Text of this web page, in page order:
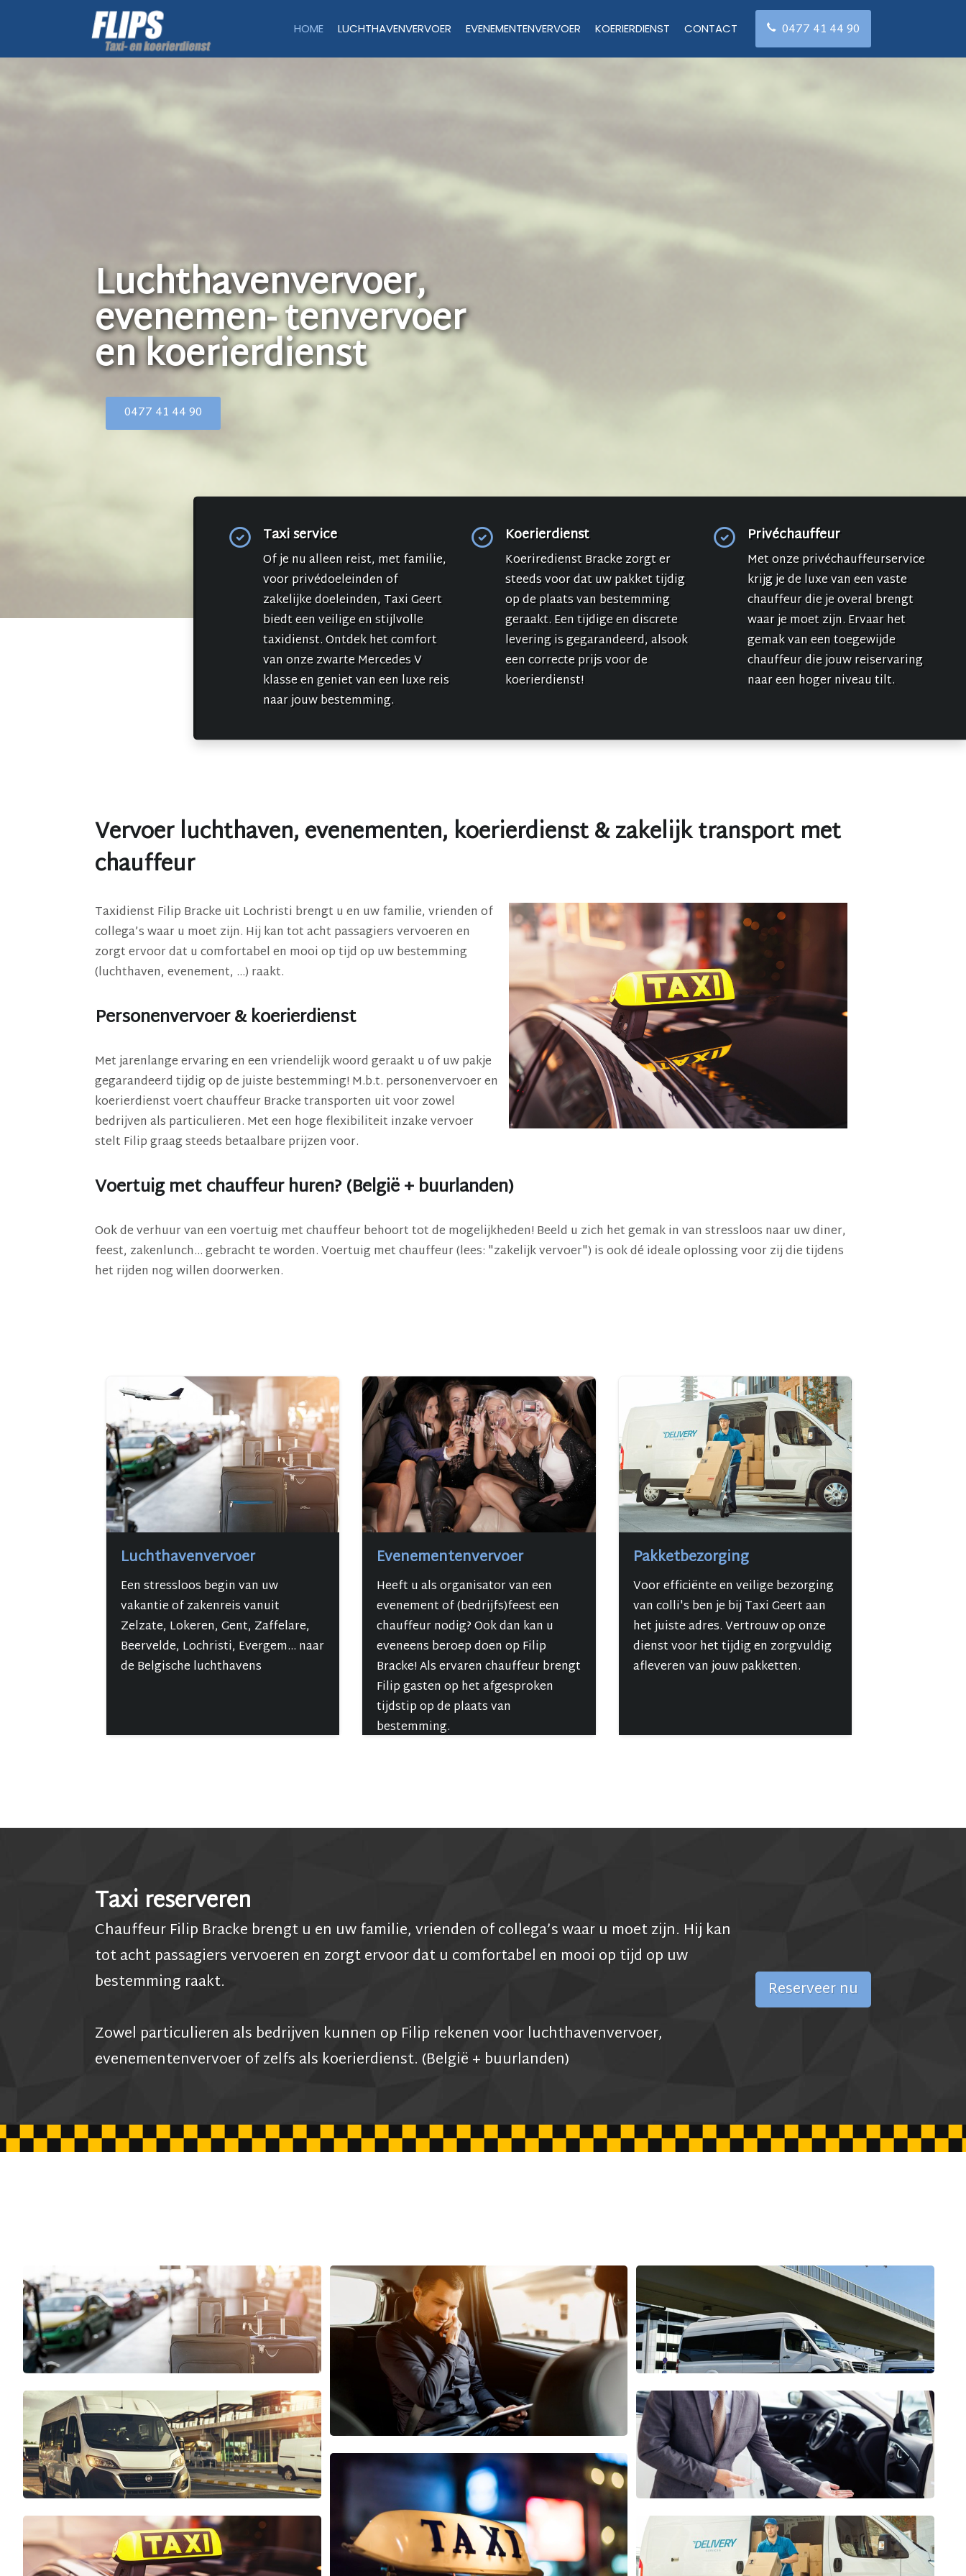
0477 41 44 90
HOME LUCHTHAVENVERVOER EVENEMENTENVERVOER KOERIERDIENST CONTACT
Luchthavenvervoer,
evenemen- tenvervoer
en koerierdienst
0477 41 44 90
Taxi service
Of je nu alleen reist, met familie,
voor privédoeleinden of
zakelijke doeleinden, Taxi Geert
biedt een veilige en stijlvolle
taxidienst. Ontdek het comfort
van onze zwarte Mercedes V
klasse en geniet van een luxe reis
naar jouw bestemming.
Koerierdienst
Koeriredienst Bracke zorgt er
steeds voor dat uw pakket tijdig
op de plaats van bestemming
geraakt. Een tijdige en discrete
levering is gegarandeerd, alsook
een correcte prijs voor de
koerierdienst!
Privéchauffeur
Met onze privéchauffeurservice
krijg je de luxe van een vaste
chauffeur die je overal brengt
waar je moet zijn. Ervaar het
gemak van een toegewijde
chauffeur die jouw reiservaring
naar een hoger niveau tilt.
Vervoer luchthaven, evenementen, koerierdienst & zakelijk transport met
chauffeur
Taxidienst Filip Bracke uit Lochristi brengt u en uw familie, vrienden of
collega’s waar u moet zijn. Hij kan tot acht passagiers vervoeren en
zorgt ervoor dat u comfortabel en mooi op tijd op uw bestemming
(luchthaven, evenement, ...) raakt.
Personenvervoer & koerierdienst
Met jarenlange ervaring en een vriendelijk woord geraakt u of uw pakje
gegarandeerd tijdig op de juiste bestemming! M.b.t. personenvervoer en
koerierdienst voert chauffeur Bracke transporten uit voor zowel
bedrijven als particulieren. Met een hoge flexibiliteit inzake vervoer
stelt Filip graag steeds betaalbare prijzen voor.
Voertuig met chauffeur huren? (België + buurlanden)
Ook de verhuur van een voertuig met chauffeur behoort tot de mogelijkheden! Beeld u zich het gemak in van stressloos naar uw diner,
feest, zakenlunch... gebracht te worden. Voertuig met chauffeur (lees: "zakelijk vervoer") is ook dé ideale oplossing voor zij die tijdens
het rijden nog willen doorwerken.
Luchthavenvervoer
Een stressloos begin van uw
vakantie of zakenreis vanuit
Zelzate, Lokeren, Gent, Zaffelare,
Beervelde, Lochristi, Evergem... naar
de Belgische luchthavens
Evenementenvervoer
Heeft u als organisator van een
evenement of (bedrijfs)feest een
chauffeur nodig? Ook dan kan u
eveneens beroep doen op Filip
Bracke! Als ervaren chauffeur brengt
Filip gasten op het afgesproken
tijdstip op de plaats van
bestemming.
Pakketbezorging
Voor efficiënte en veilige bezorging
van colli's ben je bij Taxi Geert aan
het juiste adres. Vertrouw op onze
dienst voor het tijdig en zorgvuldig
afleveren van jouw pakketten.
Taxi reserveren
Chauffeur Filip Bracke brengt u en uw familie, vrienden of collega’s waar u moet zijn. Hij kan
tot acht passagiers vervoeren en zorgt ervoor dat u comfortabel en mooi op tijd op uw
bestemming raakt.
Zowel particulieren als bedrijven kunnen op Filip rekenen voor luchthavenvervoer,
evenementenvervoer of zelfs als koerierdienst. (België + buurlanden)
Reserveer nu